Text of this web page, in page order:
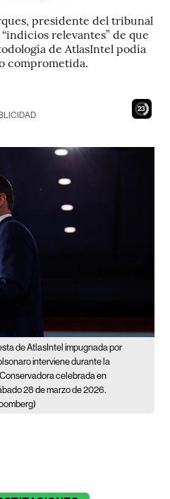
presidente del tribunal
relevantes” de que
de AtlasIntel podía
comprometida.
22
de AtlasIntel impugnada por
interviene durante la
celebrada en
28 de marzo de 2026.